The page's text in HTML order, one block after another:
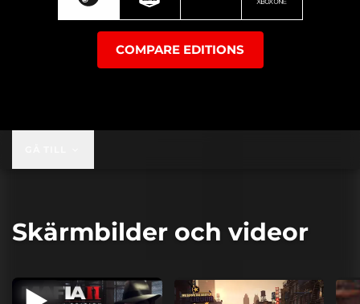
COMPARE EDITIONS
Skärmbilder och videor